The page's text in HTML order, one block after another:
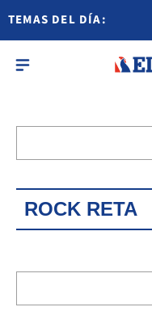
TEMAS DEL DÍA:
ROCK RETA